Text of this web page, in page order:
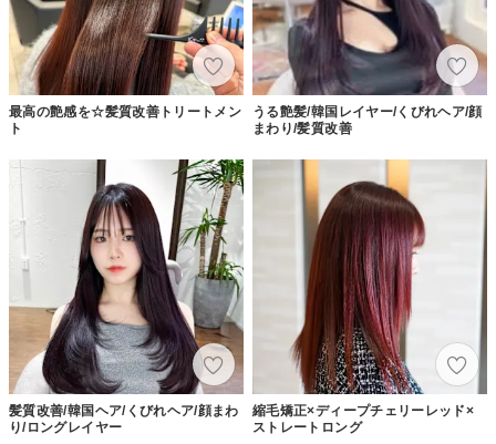
最高の艶感を☆髪質改善トリートメン
ト
うる艶髪/韓国レイヤー/くびれヘア/顔
まわり/髪質改善
髪質改善/韓国ヘア/くびれヘア/顔まわ
り/ロングレイヤー
縮毛矯正×ディープチェリーレッド×
ストレートロング